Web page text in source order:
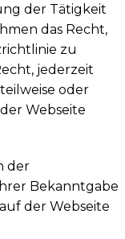
der Tätigkeit
das Recht,
zu
jederzeit
oder
Webseite
der
Bekanntgabe
der Webseite